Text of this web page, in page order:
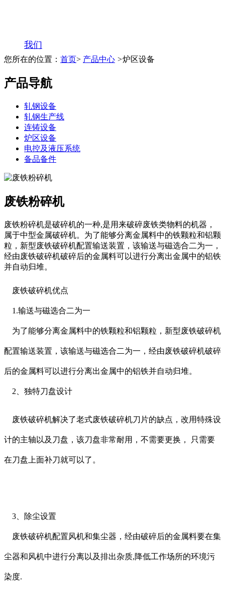
我们
您所在的位置： 首页> 产品中心 >炉区设备
产品导航
轧钢设备
轧钢生产线
连铸设备
炉区设备
电控及液压系统
备品备件
废铁粉碎机
废铁粉碎机是破碎机的一种,是用来破碎废铁类物料的机器，
属于中型金属破碎机。为了能够分离金属料中的铁颗粒和铝颗
粒，新型废铁破碎机配置输送装置，该输送与磁选合二为一，
经由废铁破碎机破碎后的金属料可以进行分离出金属中的铝铁
并自动归堆。
废铁破碎机优点
1.输送与磁选合二为一
为了能够分离金属料中的铁颗粒和铝颗粒，新型废铁破碎机
配置输送装置，该输送与磁选合二为一，经由废铁破碎机破碎
后的金属料可以进行分离出金属中的铝铁并自动归堆。
2、独特刀盘设计
废铁破碎机解决了老式废铁破碎机刀片的缺点，改用特殊设
计的主轴以及刀盘，该刀盘非常耐用，不需要更换， 只需要
在刀盘上面补刀就可以了。
3、除尘设置
废铁破碎机配置风机和集尘器，经由破碎后的金属料要在集
尘器和风机中进行分离以及排出杂质,降低工作场所的环境污
染度.